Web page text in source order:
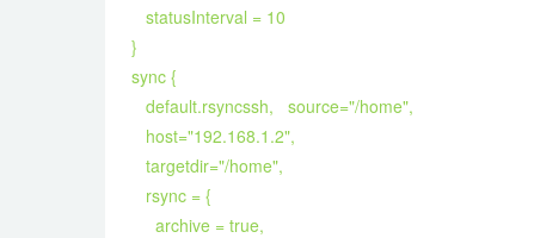
statusInterval = 10
}
sync {
default.rsyncssh, source="/home",
host="192.168.1.2",
targetdir="/home",
rsync = {
archive = true,